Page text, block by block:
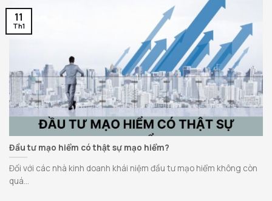
Đầu tư mạo hiểm có thật sự mạo hiểm?
Đối với các nhà kinh doanh khái niệm đầu tư mạo hiểm không còn
quá...
11
Th1